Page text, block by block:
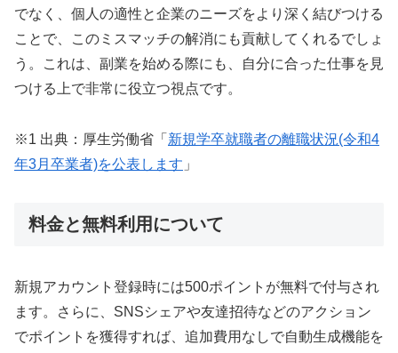
でなく、個人の適性と企業のニーズをより深く結びつける
ことで、このミスマッチの解消にも貢献してくれるでしょ
う。これは、副業を始める際にも、自分に合った仕事を見
つける上で非常に役立つ視点です。
※1 出典：厚生労働省「 新規学卒就職者の離職状況(令和4
年3月卒業者)を公表します 」
料金と無料利用について
新規アカウント登録時には500ポイントが無料で付与され
ます。さらに、SNSシェアや友達招待などのアクション
でポイントを獲得すれば、追加費用なしで自動生成機能を